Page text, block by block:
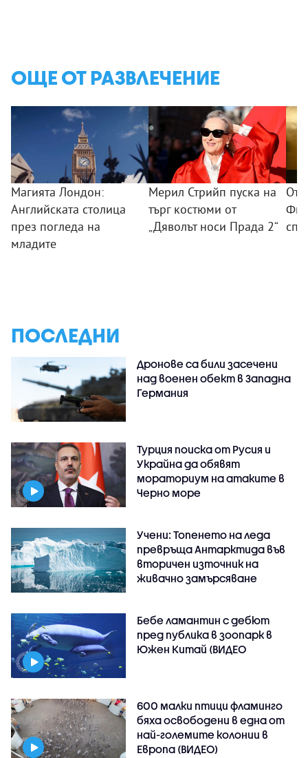
ОЩЕ ОТ РАЗВЛЕЧЕНИЕ
Магията Лондон:
Английската столица
през погледа на
младите
Мерил Стрийп пуска на
търг костюми от
„Дяволът носи Прада 2“
От
ПОСЛЕДНИ
Дронове са били засечени
над военен обект в Западна
Германия
Турция поиска от Русия и
Украйна да обявят
мораториум на атаките в
Черно море
Учени: Топенето на леда
превръща Антарктида във
вторичен източник на
живачно замърсяване
Бебе ламантин с дебют
пред публика в зоопарк в
Южен Китай (ВИДЕО
600 малки птици фламинго
бяха освободени в една от
най-големите колонии в
Европа (ВИДЕО)